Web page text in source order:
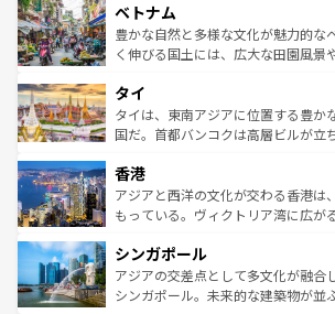
参照してほしい。
容にもいいと評判のスイーツなど、
が味わえる。 なお、新着の台湾情報
照してほしい。
き、地方に足を延ばせば四季折々の
できる。そして、キムチや焼肉、絶
まで、さまざまな韓国料理が待って
リティに包まれながら、韓国の多彩
わってみてほしい。 なお、
覧を参照してほしい。
ベトナム
豊かな自然と多様な文化が魅力的な
く伸びる国土には、広大な田園風景
急速な発展と共に伝統が息づく。ハ
ーチミン市のフランス統治時代の建
醸し出している。また、バラエティ
とつ。フォーやバインミー、ベトナ
ひ現地で味わいたい。どの地域を訪
が旅行者を迎えてくれるので、きっ
参照してほしい。
タイ
タイは、東南アジアに位置する豊か
国だ。首都バンコクは高層ビルが立
の活気が交差している。北部ではチ
帯で自然と触れ合い、南部ではプー
いビーチでリゾート気分を楽しむこ
激する。気候は一年中温暖で、どの
が待っている。親しみやすいタイの
た文化、そして多様な観光資源が、
香港
アジアと西洋の文化が交わる香港は
もっている。ヴィクトリア湾に広が
み、どこを訪れても感動するはず。
ており、効率よく見どころを回れる
うな絶景から文化的な体験まで、香
シンガポール
アジアの交差点として多文化が融合
シンガポール。未来的な建築物が並